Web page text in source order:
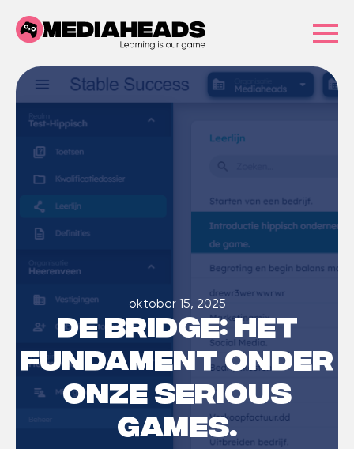
oktober 15, 2025
De Bridge: het
fundament onder
onze serious
games.